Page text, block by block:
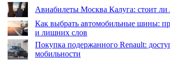
Авиабилеты Москва Калуга: стоит ли
Как выбрать автомобильные шины:
и лишних слов
Покупка подержанного Renault:
мобильности